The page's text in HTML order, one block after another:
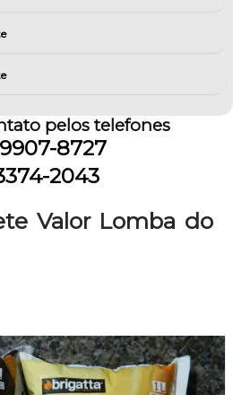
pelos telefones
8727
2043
Valor Lomba do